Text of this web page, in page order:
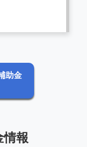
助金
情報